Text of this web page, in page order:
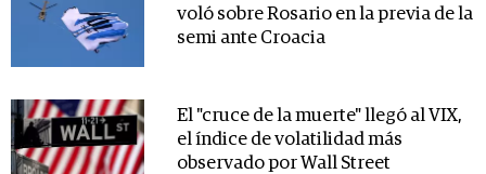
voló sobre Rosario en la previa de la
semi ante Croacia
El "cruce de la muerte" llegó al VIX,
el índice de volatilidad más
observado por Wall Street